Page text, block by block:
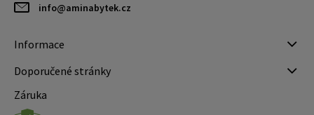
info@aminabytek.cz
Informace
Doporučené stránky
Záruka